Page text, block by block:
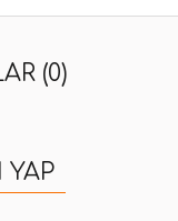
(0)
YAP